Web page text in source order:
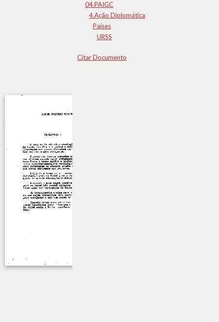
04.PAIGC
4.Ação Diplomática
Países
URSS
Citar Documento